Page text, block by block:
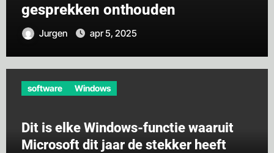
gesprekken onthouden
Jurgen apr 5, 2025
software Windows
Dit is elke Windows-functie waaruit
Microsoft dit jaar de stekker heeft